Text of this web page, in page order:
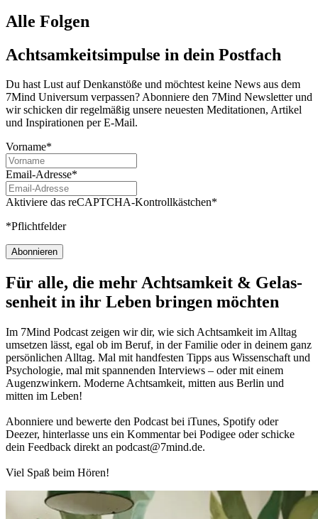
Alle Folgen
Achtsamkeitsimpulse in dein Postfach
Du hast Lust auf Denkanstöße und möchtest keine News aus dem
7Mind Universum verpassen? Abon­niere den 7Mind News­let­ter und
wir schicken dir regelmäßig unsere neuesten Meditationen, Artikel
und Inspirationen per E-Mail.
Vorname*
Email-Adresse*
Aktiviere das reCAPTCHA-Kontrollkästchen*
*Pflichtfelder
Abonnieren
Für alle, die mehr Acht­sam­keit & Gelas­
sen­heit in ihr Leben brin­gen möch­ten
Im 7Mind Pod­cast zeigen wir dir, wie sich Acht­sam­keit im Alltag
umset­zen lässt, egal ob im Beruf, in der Fami­lie oder in deinem ganz
per­sön­li­chen Alltag. Mal mit hand­fes­ten Tipps aus Wis­sen­schaft und
Psy­cho­lo­gie, mal mit spannenden Interviews – oder mit einem
Augen­zwin­kern. Moderne Acht­sam­keit, mitten aus Berlin und
mitten im Leben!
Abon­niere und bewerte den Pod­cast bei iTunes, Spo­tify oder
Deezer, hin­ter­lasse uns ein Kom­men­tar bei Podigee oder schi­cke
dein Feed­back direkt an podcast@​7​mind.​de.
Viel Spaß beim Hören!